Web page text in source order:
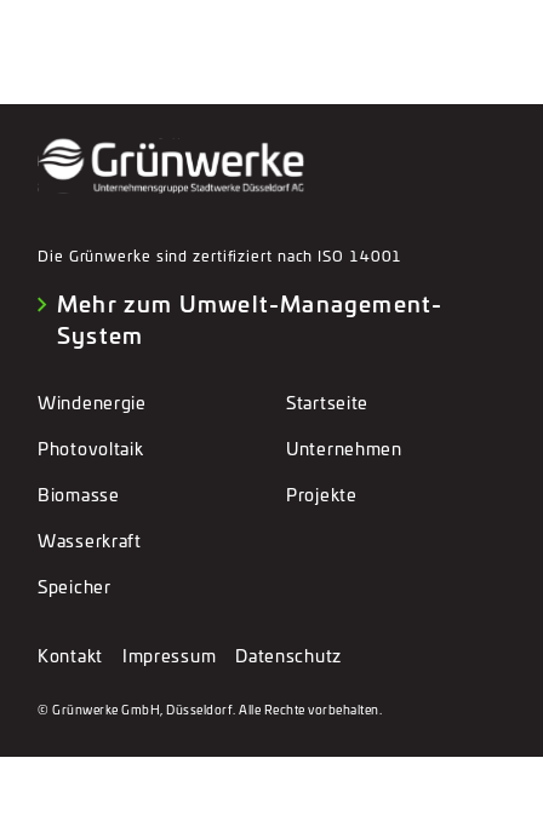
Die Grünwerke sind zertifiziert nach ISO 14001
Mehr zum Umwelt-Management-
System
Windenergie
Photovoltaik
Biomasse
Wasserkraft
Speicher
Startseite
Unternehmen
Projekte
Kontakt Impressum Datenschutz
© Grünwerke GmbH, Düsseldorf. Alle Rechte vorbehalten.